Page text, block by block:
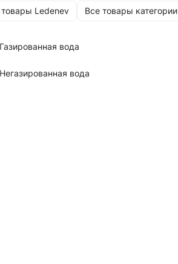
Ledenev Все товары категории
Газированная вода
Негазированная вода